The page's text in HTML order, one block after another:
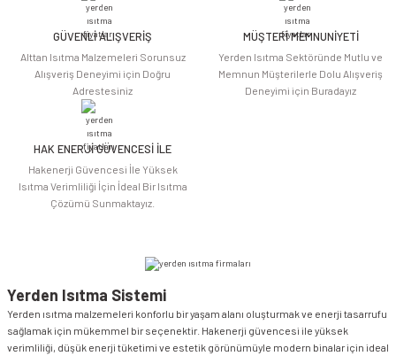
Ürün fiyatı diğer sitelerden daha pahalı.
Bu ürüne benzer farklı alternatifler olmalı.
GÜVENLİ ALIŞVERİŞ
Alttan Isıtma Malzemeleri Sorunsuz
Alışveriş Deneyimi için Doğru
Adrestesiniz
MÜŞTERİ MEMNUNİYETİ
Yerden Isıtma Sektöründe Mutlu ve
Memnun Müşterilerle Dolu Alışveriş
Deneyimi için Buradayız
HAK ENERJİ GÜVENCESİ İLE
Hakenerji Güvencesi İle Yüksek
Isıtma Verimliliği İçin İdeal Bir Isıtma
Çözümü Sunmaktayız.
Yerden Isıtma Sistemi
Yerden ısıtma malzemeleri konforlu bir yaşam alanı oluşturmak ve enerji tasarrufu
sağlamak için mükemmel bir seçenektir. Hakenerji güvencesi ile yüksek
verimliliği, düşük enerji tüketimi ve estetik görünümüyle modern binalar için ideal